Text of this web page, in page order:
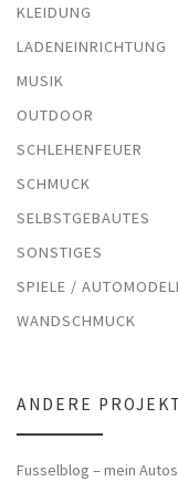
KLEIDUNG
LADENEINRICHTUNG
MUSIK
OUTDOOR
SCHLEHENFEUER
SCHMUCK
SELBSTGEBAUTES
SONSTIGES
SPIELE /
WANDSCHMUCK
ANDERE
Fusselblog – mein